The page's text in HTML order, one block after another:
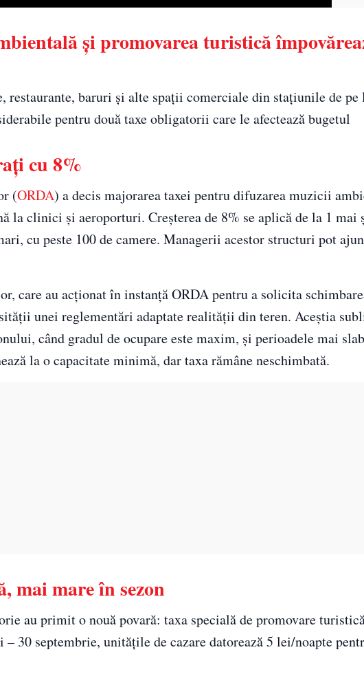
și promovarea turistică
restaurante, baruri și alte spații comerciale din stațiunile de
pentru două taxe obligatorii care le afectează bugetul
cu 8%
(ORDA) a decis majorarea taxei pentru difuzarea muzicii
la clinici și aeroporturi. Creșterea de 8% se aplică de la 1 mai
cu peste 100 de camere. Managerii acestor structuri pot
care au acționat în instanță ORDA pentru a solicita
unei reglementări adaptate realității din teren. Aceștia
când gradul de ocupare este maxim, și perioadele mai
la o capacitate minimă, dar taxa rămâne neschimbată.
mai mare în sezon
au primit o nouă povară: taxa specială de promovare
30 septembrie, unitățile de cazare datorează 5 lei/noapte